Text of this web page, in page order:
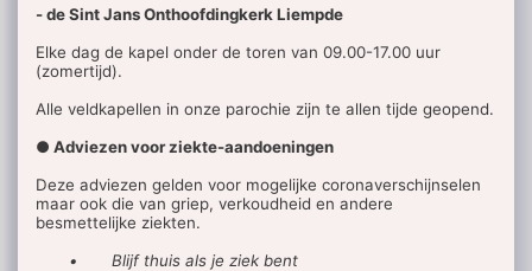
- de Sint Jans Onthoofdingkerk Liempde
Elke dag de kapel onder de toren van 09.00-17.00 uur
(zomertijd).
Alle veldkapellen in onze parochie zijn te allen tijde geopend.
● Adviezen voor ziekte-aandoeningen
Deze adviezen gelden voor mogelijke coronaverschijnselen
maar ook die van griep, verkoudheid en andere
besmettelijke ziekten.
• Blijf thuis als je ziek bent